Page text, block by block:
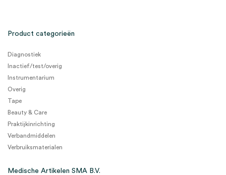
Product categorieën
Diagnostiek
Inactief/test/overig
Instrumentarium
Overig
Tape
Beauty & Care
Praktijkinrichting
Verbandmiddelen
Verbruiksmaterialen
Medische Artikelen SMA B.V.